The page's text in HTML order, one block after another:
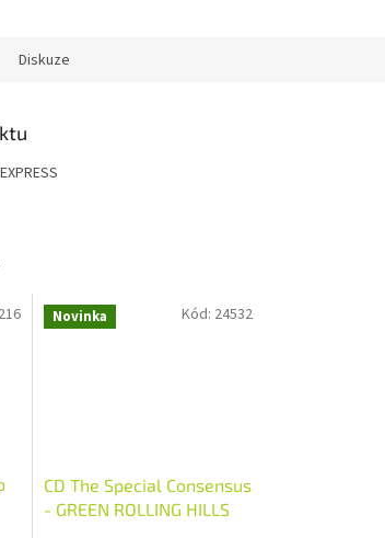
Diskuze
Novinka
CD The Special Consensus
- GREEN ROLLING HILLS
Kód: 24532